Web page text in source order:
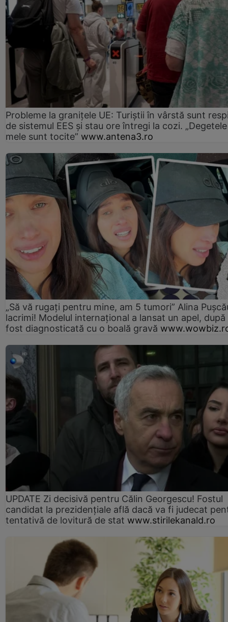
Probleme la granițele UE: Turiștii în vârstă sunt
de sistemul EES și stau ore întregi la cozi. „Degetele
mele sunt tocite” www.antena3.ro
„Să vă rugați pentru mine, am 5 tumori” Alina
lacrimi! Modelul internațional a lansat un apel, după
fost diagnosticată cu o boală gravă
UPDATE Zi decisivă pentru Călin Georgescu! Fostul
candidat la prezidențiale află dacă va fi judecat
tentativă de lovitură de stat www.stirilekanald.ro